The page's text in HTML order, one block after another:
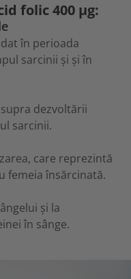
folic 400 μg:
în perioada
sarcinii și și în
dezvoltării
sarcinii.
care reprezintă
femeia însărcinată.
și la
în sânge.